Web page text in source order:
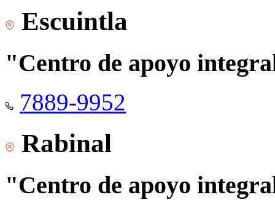
Escuintla
"Centro de apoyo
7889-9952
Rabinal
"Centro de apoyo